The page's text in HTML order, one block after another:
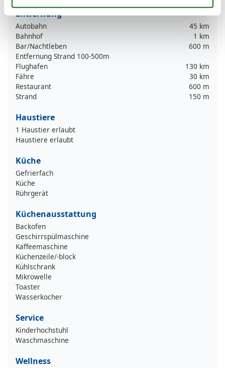
Entfernung
Autobahn
45 km
Bahnhof
1 km
Bar/Nachtleben
600 m
Entfernung Strand 100-500m
Flughafen
130 km
Fähre
30 km
Restaurant
600 m
Strand
150 m
Haustiere
1 Haustier erlaubt
Haustiere erlaubt
Küche
Gefrierfach
Küche
Rührgerät
Küchenausstattung
Backofen
Geschirrspülmaschine
Kaffeemaschine
Küchenzeile/-block
Kühlschrank
Mikrowelle
Toaster
Wasserkocher
Service
Kinderhochstuhl
Waschmaschine
Wellness